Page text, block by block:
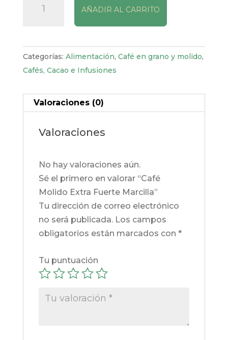
Molido
Marcilla
cantidad
AÑADIR AL CARRITO
Categorías: Alimentación, Café en grano y molido,
Cafés, Cacao e Infusiones
Valoraciones (0)
Valoraciones
No hay valoraciones aún.
Sé el primero en valorar “Café
Molido Extra Fuerte Marcilla”
Tu dirección de correo electrónico
no será publicada. Los campos
obligatorios están marcados con *
Tu puntuación